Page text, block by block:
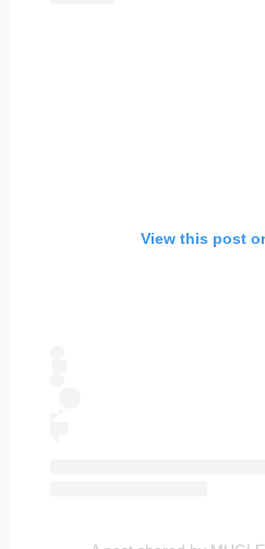
View this post